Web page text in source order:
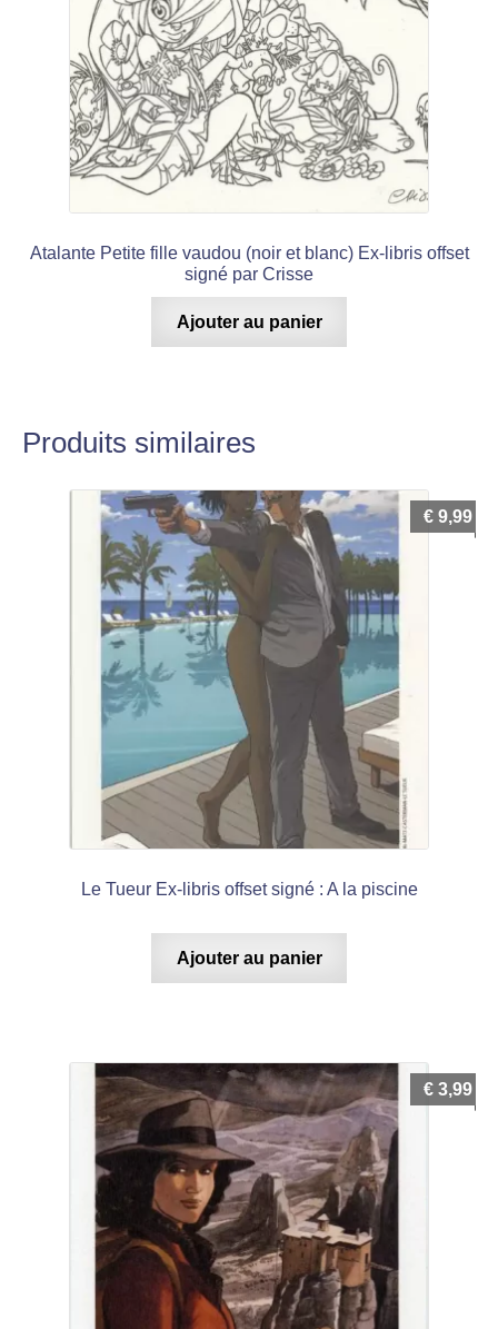
Atalante Petite fille vaudou (noir et blanc) Ex-libris offset
signé par Crisse
Ajouter au panier
Produits similaires
Le Tueur Ex-libris offset signé : A la piscine
€ 9,99
Ajouter au panier
€ 3,99